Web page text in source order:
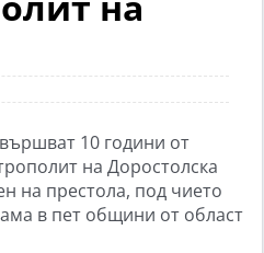
10 години от
на Доростолска
на престола, под чието
в пет общини от област